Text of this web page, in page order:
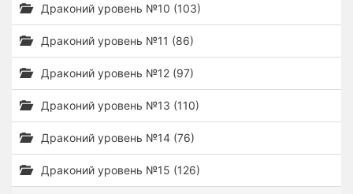
Драконий уровень №10 (103)
Драконий уровень №11 (86)
Драконий уровень №12 (97)
Драконий уровень №13 (110)
Драконий уровень №14 (76)
Драконий уровень №15 (126)